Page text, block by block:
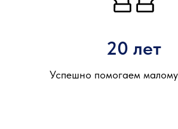
20 лет
Успешно помогаем